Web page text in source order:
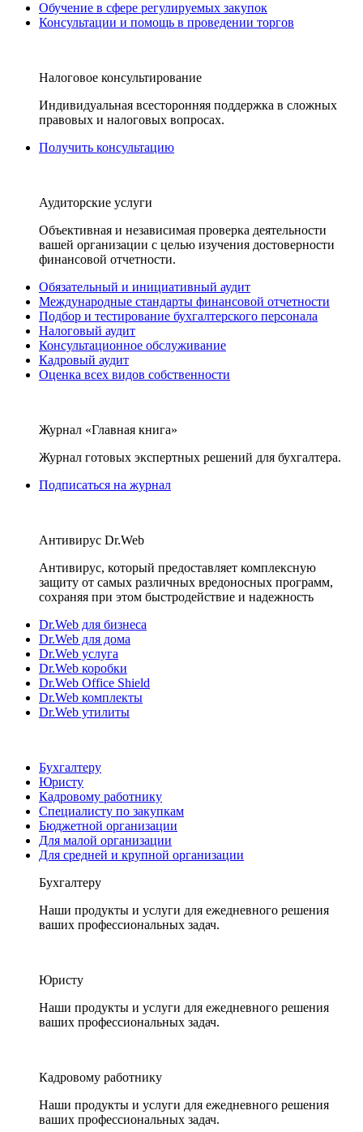
Обучение в сфере регулируемых закупок
Консультации и помощь в проведении торгов
Налоговое консультирование
Индивидуальная всесторонняя поддержка в сложных
правовых и налоговых вопросах.
Получить консультацию
Аудиторские услуги
Объективная и независимая проверка деятельности
вашей организации с целью изучения достоверности
финансовой отчетности.
Обязательный и инициативный аудит
Международные стандарты финансовой отчетности
Подбор и тестирование бухгалтерского персонала
Налоговый аудит
Консультационное обслуживание
Кадровый аудит
Оценка всех видов собственности
Журнал «Главная книга»
Журнал готовых экспертных решений для бухгалтера.
Подписаться на журнал
Антивирус Dr.Web
Антивирус, который предоставляет комплексную
защиту от самых различных вредоносных программ,
сохраняя при этом быстродействие и надежность
Dr.Web для бизнеса
Dr.Web для дома
Dr.Web услуга
Dr.Web коробки
Dr.Web Office Shield
Dr.Web комплекты
Dr.Web утилиты
Бухгалтеру
Юристу
Кадровому работнику
Специалисту по закупкам
Бюджетной организации
Для малой организации
Для средней и крупной организации
Бухгалтеру
Наши продукты и услуги для ежедневного решения
ваших профессиональных задач.
Юристу
Наши продукты и услуги для ежедневного решения
ваших профессиональных задач.
Кадровому работнику
Наши продукты и услуги для ежедневного решения
ваших профессиональных задач.